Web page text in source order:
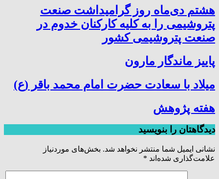
هشتم دی‌ماه روز گرامیداشت صنعت
پتروشیمی را به کلیه کارکنان خدوم در
صنعت پتروشیمی کشور
پاییز ماندگار مارون
میلاد با سعادت حضرت امام محمد باقر (ع)
هفته پژوهش
دیدگاهتان را بنویسید
نشانی ایمیل شما منتشر نخواهد شد. بخش‌های موردنیاز
علامت‌گذاری شده‌اند *